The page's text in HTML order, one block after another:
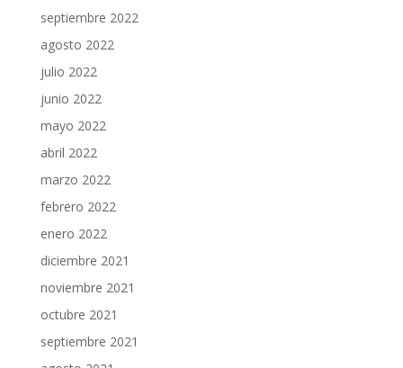
septiembre 2022
agosto 2022
julio 2022
junio 2022
mayo 2022
abril 2022
marzo 2022
febrero 2022
enero 2022
diciembre 2021
noviembre 2021
octubre 2021
septiembre 2021